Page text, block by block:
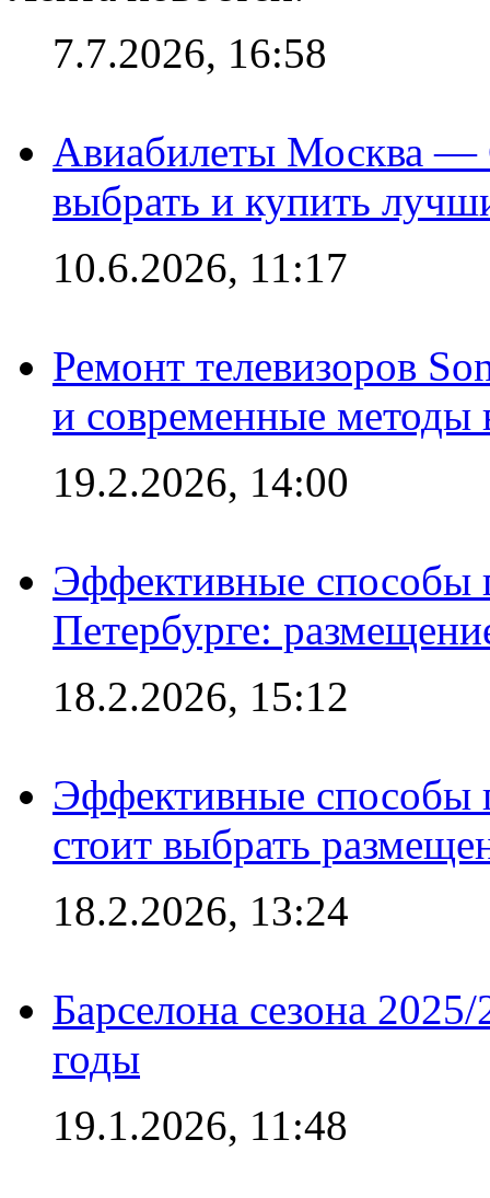
7.7.2026, 16:58
Авиабилеты Москва —
выбрать и купить
10.6.2026, 11:17
Ремонт телевизоров
и современные методы
19.2.2026, 14:00
Эффективные способы
Петербурге:
18.2.2026, 15:12
Эффективные способы
стоит выбрать
18.2.2026, 13:24
Барселона сезона
годы
19.1.2026, 11:48